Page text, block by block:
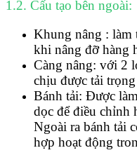
1.2. Cấu tạo bên ngoài:
Khung nâng : làm
khi nâng đỡ hàng
Càng nâng: với 2
chịu được tải
Bánh tải: Được
dọc để điều chỉnh
Ngoài ra bánh tải
hợp hoạt động